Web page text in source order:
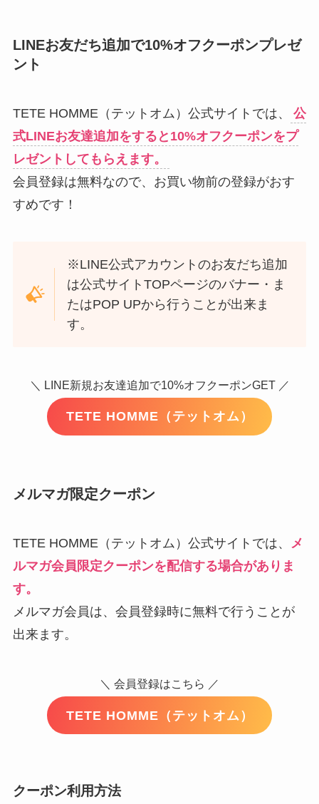
LINEお友だち追加で10%オフクーポンプレゼ
ント
TETE HOMME（テットオム）公式サイトでは、
公
式LINEお友達追加をすると10%オフクーポンをプ
レゼントしてもらえます。
会員登録は無料なので、お買い物前の登録がおす
すめです！
※LINE公式アカウントのお友だち追加
は公式サイトTOPページのバナー・ま
たはPOP UPから行うことが出来ま
す。
＼ LINE新規お友達追加で10%オフクーポンGET ／
TETE HOMME（テットオム）
メルマガ限定クーポン
TETE HOMME（テットオム）公式サイトでは、 メ
ルマガ会員限定クーポンを配信する場合がありま
す。
メルマガ会員は、会員登録時に無料で行うことが
出来ます。
＼ 会員登録はこちら ／
TETE HOMME（テットオム）
クーポン利用方法